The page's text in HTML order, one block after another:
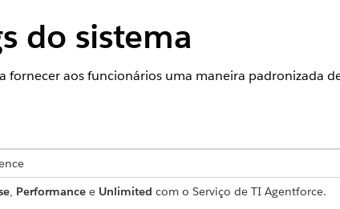
do sistema
fornecer aos funcionários uma maneira padronizada
, Performancee Unlimited com o Serviço de TI Agentforce.